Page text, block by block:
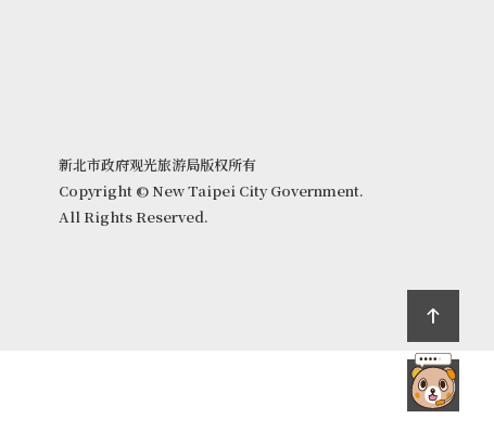
新北市政府观光旅游局版权所有
Copyright © New Taipei City Government.
All Rights Reserved.